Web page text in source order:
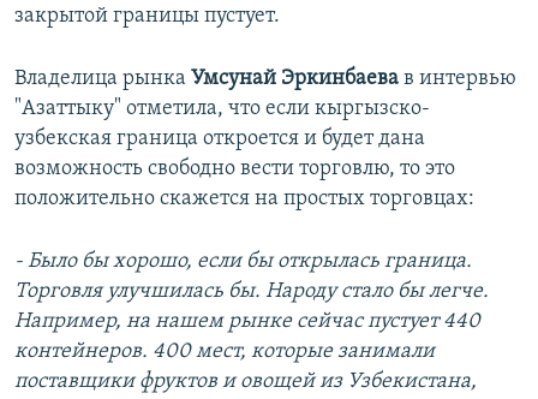
закрытой границы пустует.
Владелица рынка Умсунай Эркинбаева в интервью
"Азаттыку" отметила, что если кыргызско-
узбекская граница откроется и будет дана
возможность свободно вести торговлю, то это
положительно скажется на простых торговцах:
- Было бы хорошо, если бы открылась граница.
Торговля улучшилась бы. Народу стало бы легче.
Например, на нашем рынке сейчас пустует 440
контейнеров. 400 мест, которые занимали
поставщики фруктов и овощей из Узбекистана,